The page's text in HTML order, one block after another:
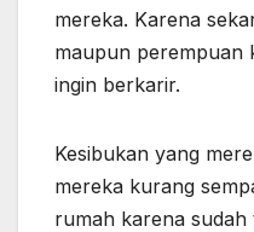
mereka. Karena
maupun perempuan
ingin berkarir.
Kesibukan yang
mereka kurang
rumah karena